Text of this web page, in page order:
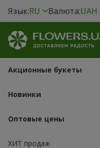
Язык:RU Валюта:UAH
Акционные букеты
Новинки
Оптовые цены
ХИТ продаж